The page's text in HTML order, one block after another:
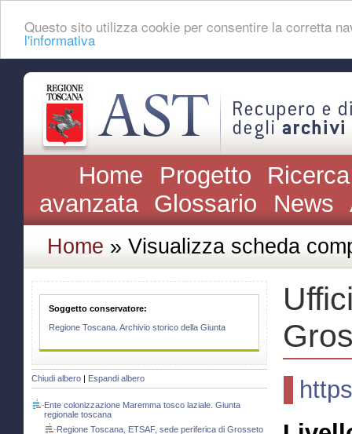
Questo sito utilizza cookie per consentire la corretta
l'informativa
Home Progetto
avanzata Glossario News
Home » Visualizza scheda
Soggetto conservatore:
Regione Toscana. Archivio storico della Giunta
Chiudi albero Espandi albero
Ente colonizzazione Maremma tosco laziale. Giunta
regionale toscana
Regione Toscana, ETSAF, sede periferica di Grosseto